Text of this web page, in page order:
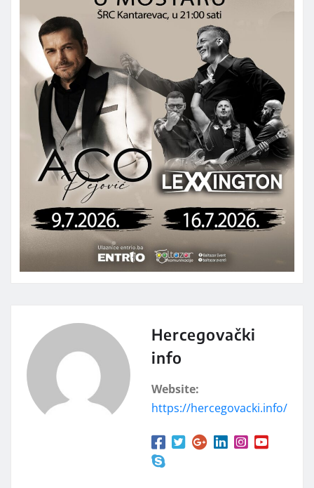
Hercegovački
info
Website:
https://hercegovacki.info/